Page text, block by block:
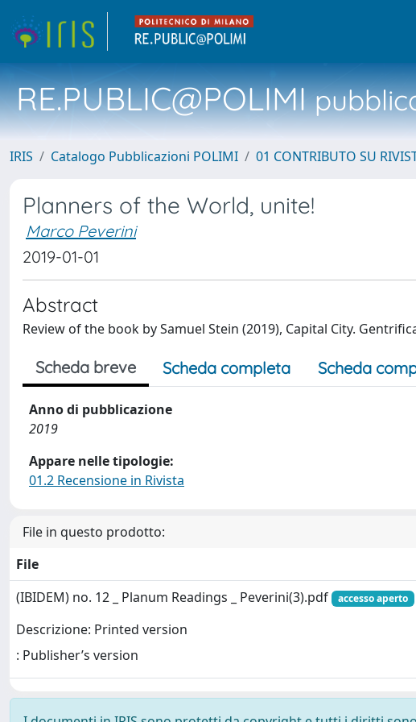
RE.PUBLIC@POLIMI
IRIS Catalogo Pubblicazioni POLIMI 01 CONTRIBUTO SU
Planners of the World, unite!
Marco Peverini
2019-01-01
Abstract
Review of the book by Samuel Stein (2019), Capital City.
Scheda breve Scheda completa Scheda
Anno di pubblicazione
2019
Appare nelle tipologie:
01.2 Recensione in Rivista
File in questo prodotto:
File
(IBIDEM) no. 12 _ Planum Readings _ Peverini(3).pdf
accesso aperto
Descrizione: Printed version
: Publisher’s version